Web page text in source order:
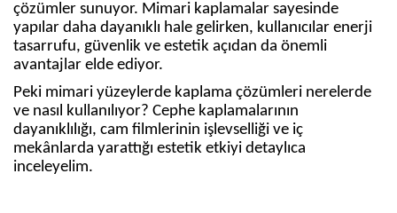
çözümler sunuyor. Mimari kaplamalar sayesinde
yapılar daha dayanıklı hale gelirken, kullanıcılar enerji
tasarrufu, güvenlik ve estetik açıdan da önemli
avantajlar elde ediyor.
Peki mimari yüzeylerde kaplama çözümleri nerelerde
ve nasıl kullanılıyor? Cephe kaplamalarının
dayanıklılığı, cam filmlerinin işlevselliği ve iç
mekânlarda yarattığı estetik etkiyi detaylıca
inceleyelim.